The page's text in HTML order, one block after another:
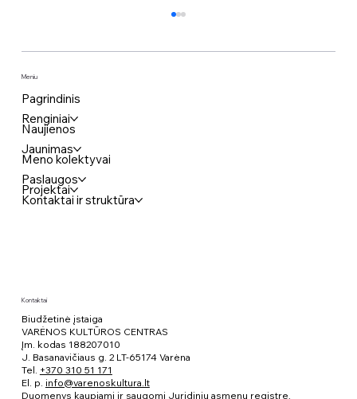
Kovo 11-osios dienos minėjimas
Meniu
Pagrindinis
Renginiai
Naujienos
Jaunimas
Meno kolektyvai
Paslaugos
Projektai
Kontaktai ir struktūra
Kontaktai
Biudžetinė įstaiga
VARĖNOS KULTŪROS CENTRAS
Įm. kodas 188207010
J. Basanavičiaus g. 2 LT-65174 Varėna
Tel. +370 310 51 171
El. p. info@varenoskultura.lt
Duomenys kaupiami ir saugomi Juridinių asmenų registre,